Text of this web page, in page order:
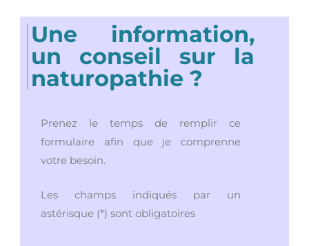
Une information,
un conseil sur la
naturopathie ?
Prenez le temps de remplir ce
formulaire afin que je comprenne
votre besoin.
Les champs indiqués par un
astérisque (*) sont obligatoires